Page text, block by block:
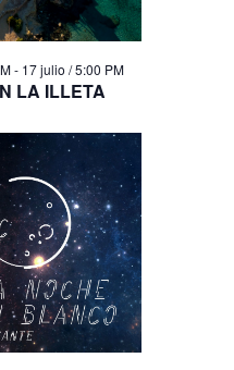
LA ILLETA
- 17 julio / 5:00 PM